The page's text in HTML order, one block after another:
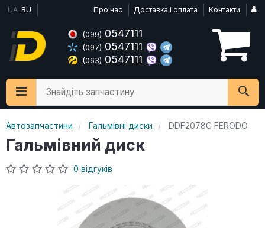
UA RU Про нас Доставка і оплата Контакти
(099) 0547111
(097) 0547111
(063) 0547111
Знайдіть запчастину
Автозапчастини Гальмівні диски DDF2078C FERODO
Гальмівний диск
0 відгуків